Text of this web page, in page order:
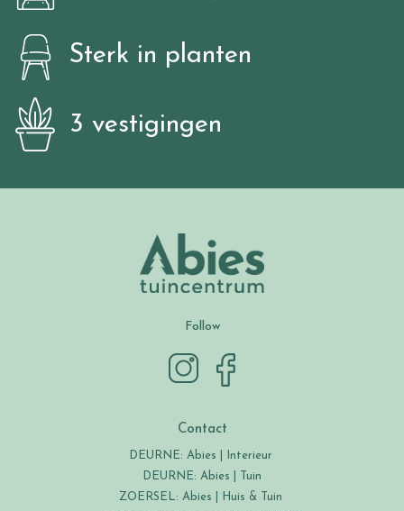
Sterk in planten
3 vestigingen
Follow
Contact
DEURNE: Abies | Interieur
DEURNE: Abies | Tuin
ZOERSEL: Abies | Huis & Tuin